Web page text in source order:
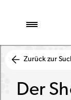
Zurück zur
Der